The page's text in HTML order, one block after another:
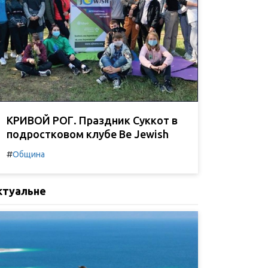
КРИВОЙ РОГ. Праздник Суккот в
подростковом клубе Be Jewish
#Община